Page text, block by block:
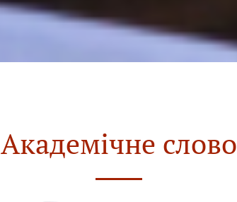
Академічне слово